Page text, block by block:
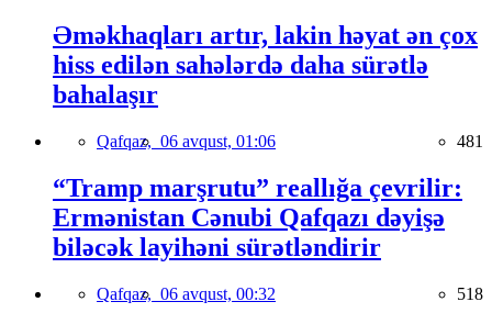
Əməkhaqları artır, lakin həyat ən çox
hiss edilən sahələrdə daha sürətlə
bahalaşır
Qafqaz, 06 avqust, 01:06 481
“Tramp marşrutu” reallığa çevrilir:
Ermənistan Cənubi Qafqazı dəyişə
biləcək layihəni sürətləndirir
Qafqaz, 06 avqust, 00:32 518